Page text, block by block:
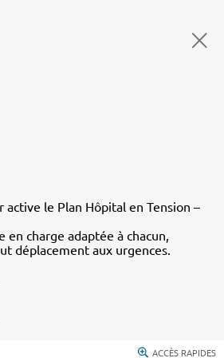
active le Plan Hôpital en Tension –
en charge adaptée à chacun,
déplacement aux urgences.
ACCÈS RAPIDES